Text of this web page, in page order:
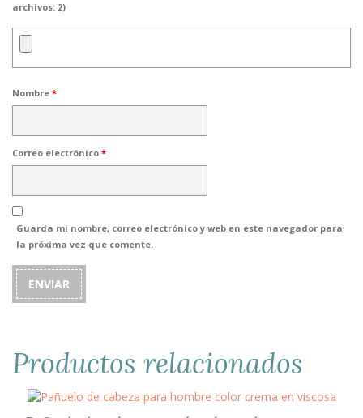
archivos: 2)
Nombre *
Correo electrónico *
Guarda mi nombre, correo electrónico y web en este navegador para
la próxima vez que comente.
Productos relacionados